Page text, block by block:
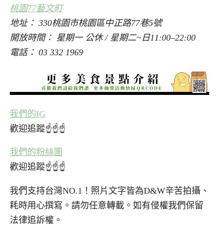
桃園77藝文町
地址： 330桃園市桃園區中正路77巷5號
開放時間： 星期一 公休 / 星期二~日11:00–22:00
電話： 03 332 1969
我們的IG
歡迎追蹤☝☝☝
我們的粉絲團
歡迎追蹤☝☝☝
我們支持台灣NO.1！照片文字皆為D&W辛苦拍攝、
耗時用心撰寫。請勿任意轉載。如有侵權我們保留
法律追訴權。